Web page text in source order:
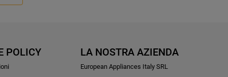
POLICY LA NOSTRA AZIENDA
European Appliances Italy SRL